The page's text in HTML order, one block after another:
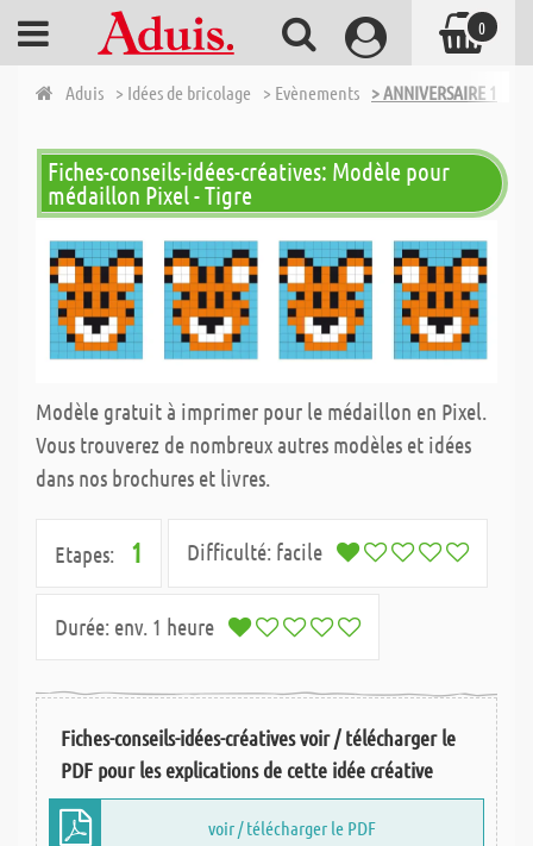
Aduis > Idées de bricolage > Evènements > ANNIVERSAIRE 1ÈRE
Fiches-conseils-idées-créatives: Modèle pour
médaillon Pixel - Tigre
Modèle gratuit à imprimer pour le médaillon en Pixel.
Vous trouverez de nombreux autres modèles et idées
dans nos brochures et livres.
Etapes: 1 Difficulté: facile
Durée: env. 1 heure
Fiches-conseils-idées-créatives voir / télécharger le
PDF pour les explications de cette idée créative
voir / télécharger le PDF
0